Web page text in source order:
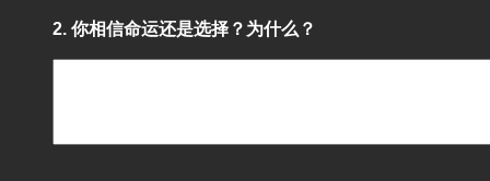
2. 你相信命运还是选择？为什么？